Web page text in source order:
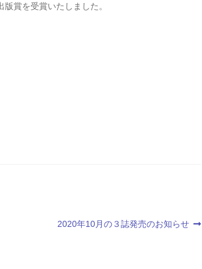
賞を受賞いたしました。
次
2020年10月の３誌発売のお知らせ